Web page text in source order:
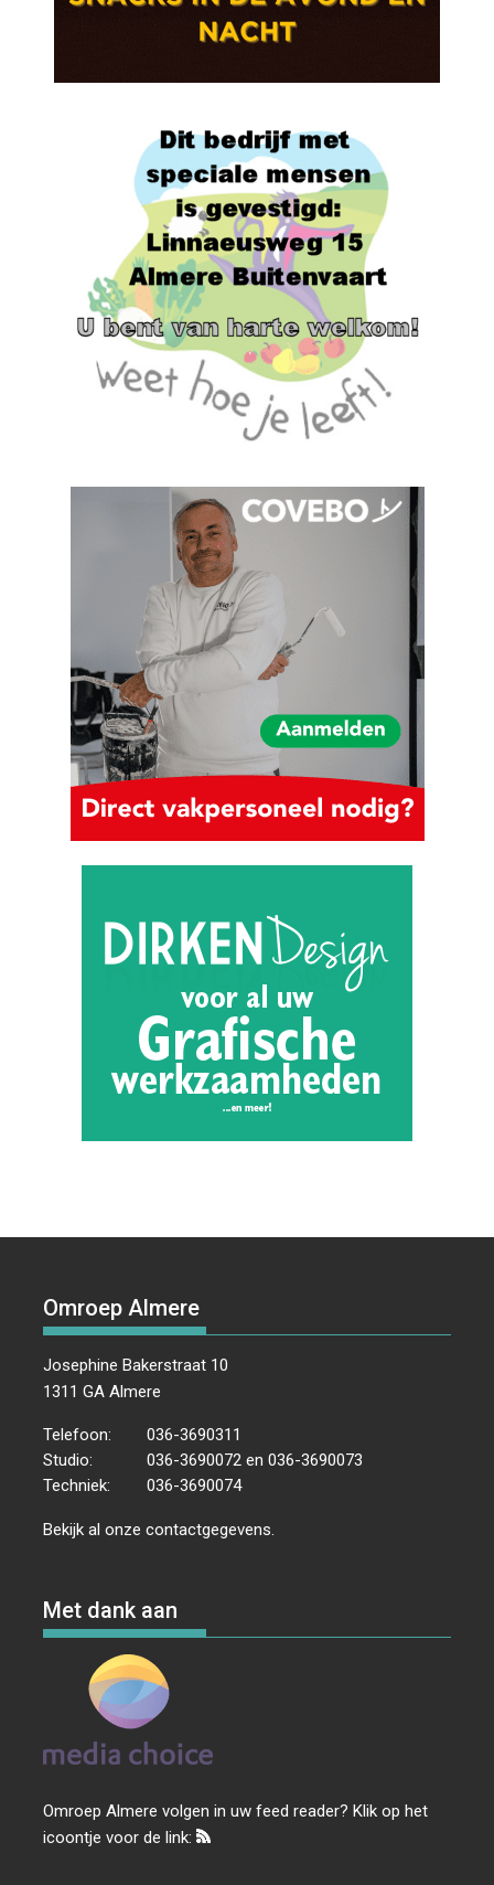
Omroep Almere
Josephine Bakerstraat 10
1311 GA Almere
Telefoon:
036-3690311
Studio:
036-3690072 en 036-3690073
Techniek:
036-3690074
Bekijk al onzecontactgegevens
Met dank aan
Omroep Almere volgen in uw feed reader? Klik op het
icoontje voor de link: